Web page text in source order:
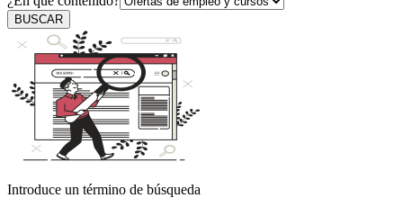
BUSCAR
Introduce un término de búsqueda